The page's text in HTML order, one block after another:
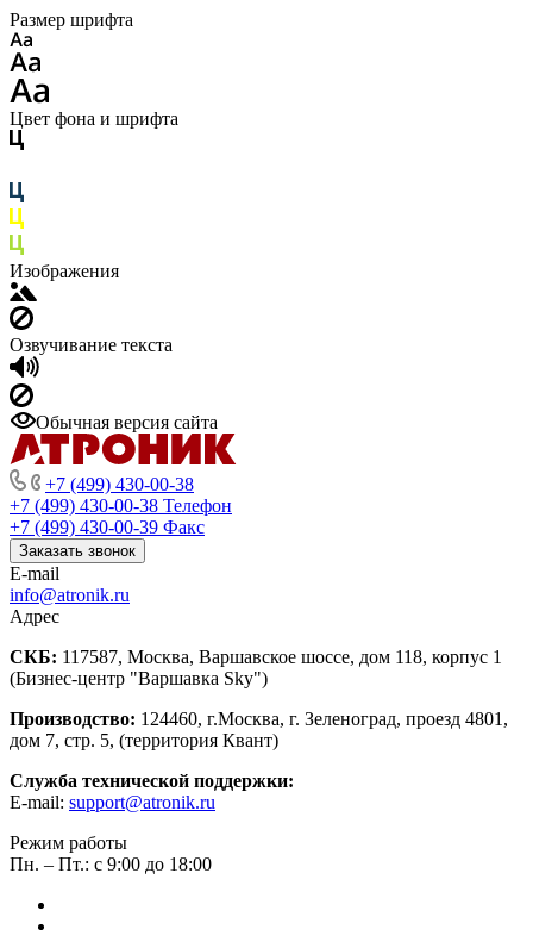
Размер шрифта
Цвет фона и шрифта
Изображения
Озвучивание текста
Обычная версия сайта
+7 (499) 430-00-38
+7 (499) 430-00-38 Телефон
+7 (499) 430-00-39 Факс
Заказать звонок
E-mail
info@atronik.ru
Адрес
СКБ: 117587, Москва, Варшавское шоссе, дом 118, корпус 1
(Бизнес-центр "Варшавка Sky")
Производство: 124460, г.Москва, г. Зеленоград, проезд 4801,
дом 7, стр. 5, (территория Квант)
Служба технической поддержки:
E-mail: support@atronik.ru
Режим работы
Пн. – Пт.: с 9:00 до 18:00